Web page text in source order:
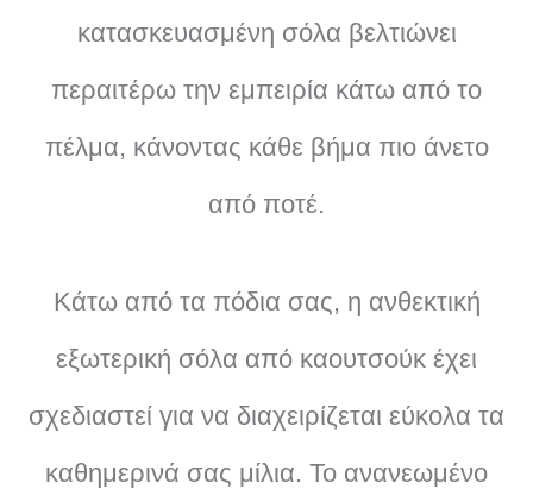
κατασκευασμένη σόλα βελτιώνει
περαιτέρω την εμπειρία κάτω από το
πέλμα, κάνοντας κάθε βήμα πιο άνετο
από ποτέ.
Κάτω από τα πόδια σας, η ανθεκτική
εξωτερική σόλα από καουτσούκ έχει
σχεδιαστεί για να διαχειρίζεται εύκολα τα
καθημερινά σας μίλια. Το ανανεωμένο